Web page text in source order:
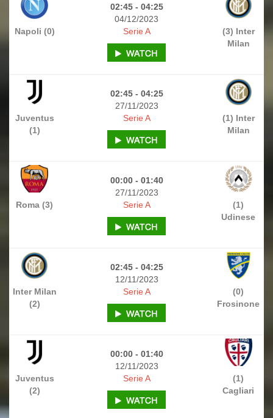
02:45 - 04:25
04/12/2023
Napoli (0)
(3) Inter
Milan
Serie A
02:45 - 04:25
27/11/2023
Juventus
(1)
(1) Inter
Milan
Serie A
00:00 - 01:40
27/11/2023
Roma (3)
(1)
Udinese
Serie A
02:45 - 04:25
12/11/2023
Inter Milan
(2)
(0)
Frosinone
Serie A
00:00 - 01:40
12/11/2023
Juventus
(2)
(1)
Cagliari
Serie A